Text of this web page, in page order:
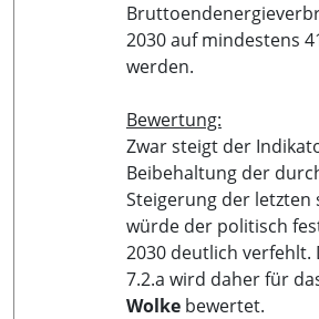
2030 auf mindestens
werden.
Bewertung:
Zwar steigt der
Beibehaltung der
Steigerung der letzten
würde der politisch
2030 deutlich verfehlt.
7.2.a wird daher für
Wolke bewertet.